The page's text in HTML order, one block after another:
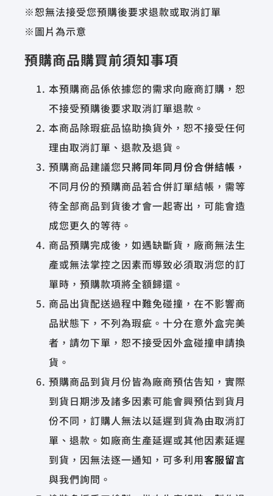
※恕無法接受您預購後要求退款或取消訂單
※圖片為示意
預購商品購買前須知事項
本預購商品係依據您的需求向廠商訂購，恕
不接受預購後要求取消訂單退款。
本商品除瑕疵品協助換貨外，恕不接受任何
理由取消訂單、退款及退貨。
預購商品建議您只將同年同月份合併結帳 ，
不同月份的預購商品若合併訂單結帳，需等
待全部商品到貨後才會一起寄出，可能會造
成您更久的等待。
商品預購完成後，如遇缺斷貨，廠商無法生
產或無法掌控之因素而導致必須取消您的訂
單時，預購款項將全額歸還。
商品出貨配送過程中難免碰撞，在不影響商
品狀態下，不列為瑕疵。十分在意外盒完美
者，請勿下單，恕不接受因外盒碰撞申請換
貨。
預購商品到貨月份皆為廠商預估告知，實際
到貨日期涉及諸多因素可能會興預估到貨月
份不同，訂購人無法以延遲到貨為由取消訂
單、退款。如廠商生產延遲或其他因素延遲
到貨，因無法逐一通知，可多利用客服留言
與我們詢問。